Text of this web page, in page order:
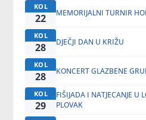
KOL
22 MEMORIJALNI TURNIR
KOL
28 DJEČJI DAN U KRIŽU
KOL
28 KONCERT GLAZBENE
KOL
29
FIŠIJADA I NATJECANJE U
PLOVAK